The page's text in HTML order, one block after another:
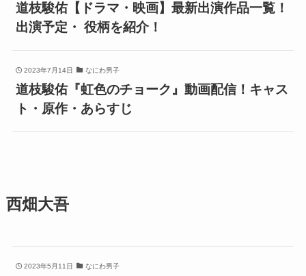
道枝駿佑【ドラマ・映画】最新出演作品一覧！
出演予定・ 役柄を紹介！
2023年7月14日 なにわ男子
道枝駿佑『虹色のチョーク』動画配信！キャス
ト・原作・あらすじ
西畑大吾
2023年5月11日 なにわ男子